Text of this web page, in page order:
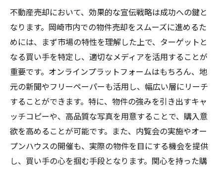
不動産売却において、効果的な宣伝戦略は成功への鍵と
なります。岡崎市内での物件売却をスムーズに進めるた
めには、まず市場の特性を理解した上で、ターゲットと
なる買い手を特定し、適切なメディアを活用することが
重要です。オンラインプラットフォームはもちろん、地
元の新聞やフリーペーパーも活用し、幅広い層にリーチ
することができます。特に、物件の強みを引き出すキャ
ッチコピーや、高品質な写真を用意することで、購入意
欲を高めることが可能です。また、内覧会の実施やオー
プンハウスの開催も、実際の物件を目にする機会を提供
し、買い手の心を掴む手段となります。関心を持った購